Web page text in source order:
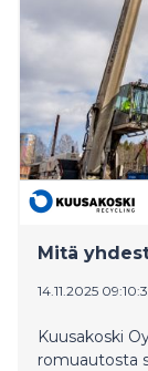
merkittäviä
ettei kyse
koko tuotteen
Mitä
14.11.2025
Kuusakoski
romuautosta